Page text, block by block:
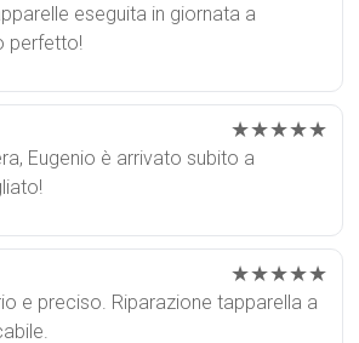
eseguita in giornata a
perfetto!
★★★★★
Eugenio è arrivato subito a
★★★★★
e preciso. Riparazione tapparella a